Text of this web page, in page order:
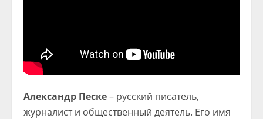
Александр Песке– русский писатель,
журналист и общественный деятель. Его имя